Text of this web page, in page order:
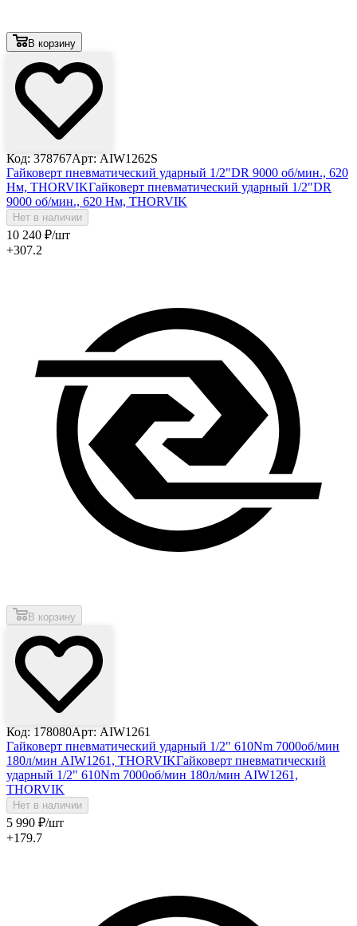
В корзину
Код: 378767Арт: AIW1262S
Гайковерт пневматический ударный 1/2"DR 9000 об/мин., 620
Нм, THORVIKГайковерт пневматический ударный 1/2"DR
9000 об/мин., 620 Нм, THORVIK
Нет в наличии
10 240 ₽/шт
+307.2
В корзину
Код: 178080Арт: AIW1261
Гайковерт пневматический ударный 1/2" 610Nm 7000об/мин
180л/мин AIW1261, THORVIKГайковерт пневматический
ударный 1/2" 610Nm 7000об/мин 180л/мин AIW1261,
THORVIK
Нет в наличии
5 990 ₽/шт
+179.7